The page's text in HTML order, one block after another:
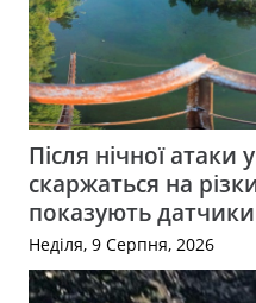
Після нічної атаки
скаржаться на
показують датчики
Неділя, 9 Серпня, 2026